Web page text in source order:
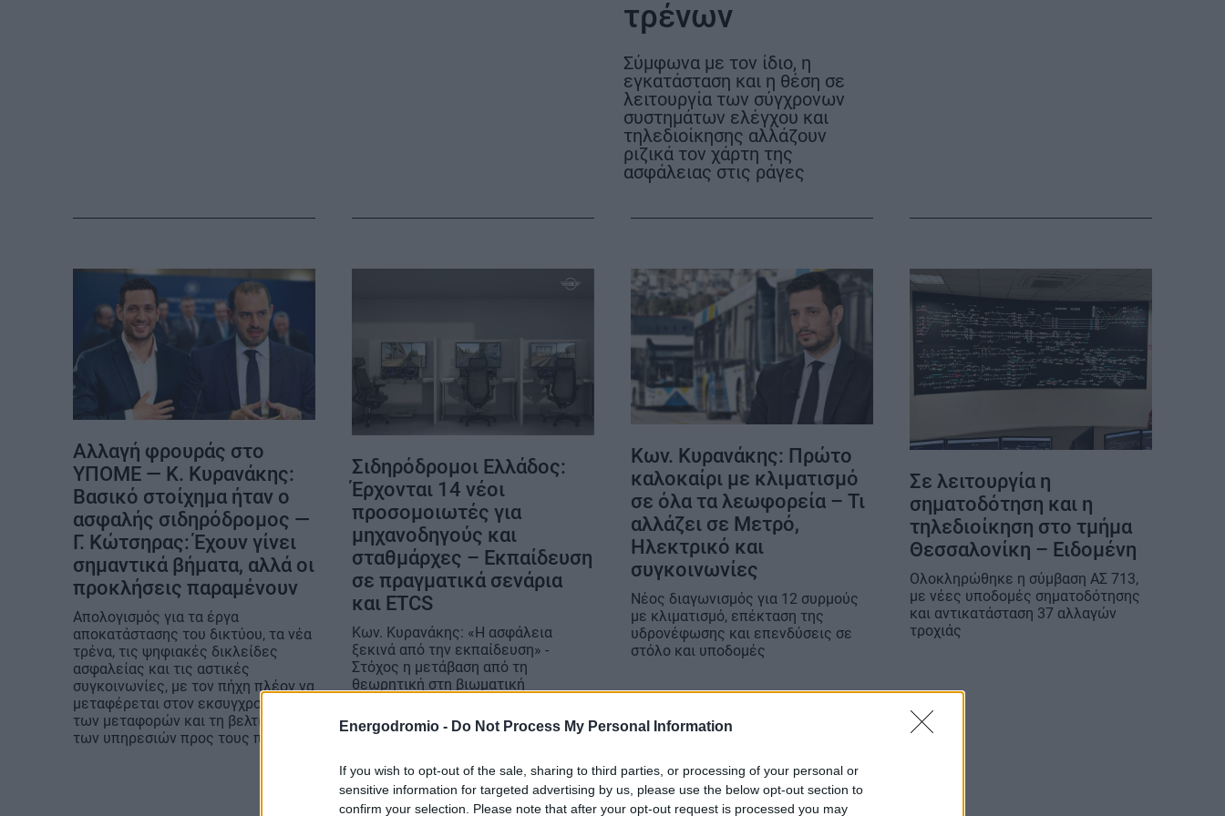
Energodromio - Do Not Process My Personal Information
If you wish to opt-out of the sale, sharing to third parties, or processing of your personal or
sensitive information for targeted advertising by us, please use the below opt-out section to
confirm your selection. Please note that after your opt-out request is processed you may
ΟΡΟΙ ΧΡΗΣΗΣ
τρένων
Σύμφωνα με τον ίδιο, η
εγκατάσταση και η θέση σε
λειτουργία των σύγχρονων
συστημάτων ελέγχου και
τηλεδιοίκησης αλλάζουν
ριζικά τον χάρτη της
ασφάλειας στις ράγες
Αλλαγή φρουράς στο
ΥΠΟΜΕ — Κ. Κυρανάκης:
Βασικό στοίχημα ήταν ο
ασφαλής σιδηρόδρομος —
Γ. Κώτσηρας: Έχουν γίνει
σημαντικά βήματα, αλλά οι
προκλήσεις παραμένουν
Απολογισμός για τα έργα
αποκατάστασης του δικτύου, τα νέα
τρένα, τις ψηφιακές δικλείδες
ασφαλείας και τις αστικές
συγκοινωνίες, με τον πήχη πλέον να
μεταφέρεται στον εκσυγχρονισμό
των μεταφορών και τη βελτίωση
των υπηρεσιών προς τους πολίτες
Σιδηρόδρομοι Ελλάδος:
Έρχονται 14 νέοι
προσομοιωτές για
μηχανοδηγούς και
σταθμάρχες – Εκπαίδευση
σε πραγματικά σενάρια
και ETCS
Κων. Κυρανάκης: «Η ασφάλεια
ξεκινά από την εκπαίδευση» -
Στόχος η μετάβαση από τη
θεωρητική στη βιωματική
Κων. Κυρανάκης: Πρώτο
καλοκαίρι με κλιματισμό
σε όλα τα λεωφορεία – Τι
αλλάζει σε Μετρό,
Ηλεκτρικό και
συγκοινωνίες
Νέος διαγωνισμός για 12 συρμούς
με κλιματισμό, επέκταση της
υδρονέφωσης και επενδύσεις σε
στόλο και υποδομές
Σε λειτουργία η
σηματοδότηση και η
τηλεδιοίκηση στο τμήμα
Θεσσαλονίκη – Ειδομένη
Ολοκληρώθηκε η σύμβαση ΑΣ 713,
με νέες υποδομές σηματοδότησης
και αντικατάσταση 37 αλλαγών
τροχιάς